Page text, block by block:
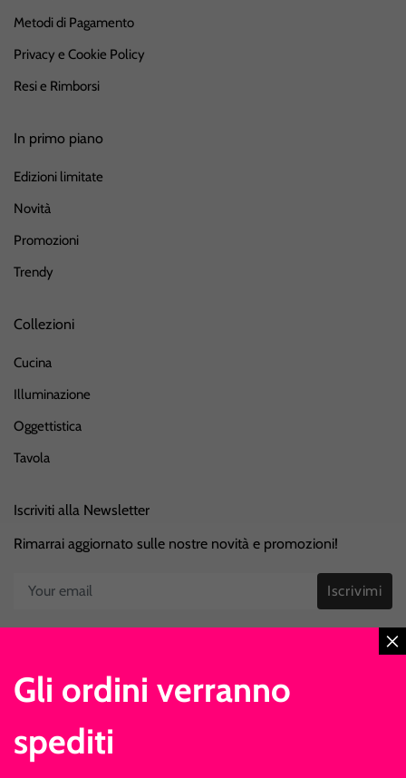
Gli ordini verranno
spediti
Metodi di Pagamento
Privacy e Cookie Policy
Resi e Rimborsi
In primo piano
Edizioni limitate
Novità
Promozioni
Trendy
Collezioni
Cucina
Illuminazione
Oggettistica
Tavola
Iscriviti alla Newsletter
Rimarrai aggiornato sulle nostre novità e promozioni!
Iscrivimi